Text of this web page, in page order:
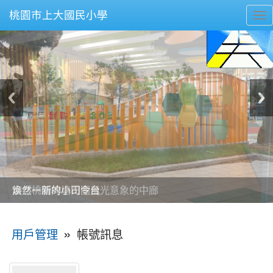
桃園市上大國民小學
美麗的操場是我們活力的來源
美麗的操場是我們活力的來源
煥然一新的小司令台
煥然一新的小司令台
富含桃園埤塘田園風光意象的中廊
富含桃園埤塘田園風光意象的中廊
嶄新的中庭廣場
嶄新的中庭廣場
水生池生生不息
水生池生生不息
用戶管理 » 帳號訊息